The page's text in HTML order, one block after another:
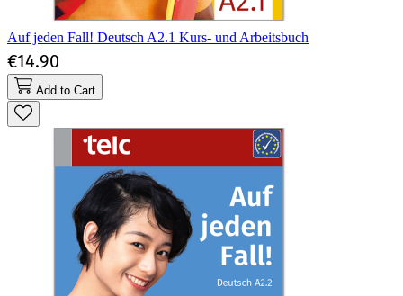
Auf jeden Fall! Deutsch A2.1 Kurs- und Arbeitsbuch
€14.90
Add to Cart